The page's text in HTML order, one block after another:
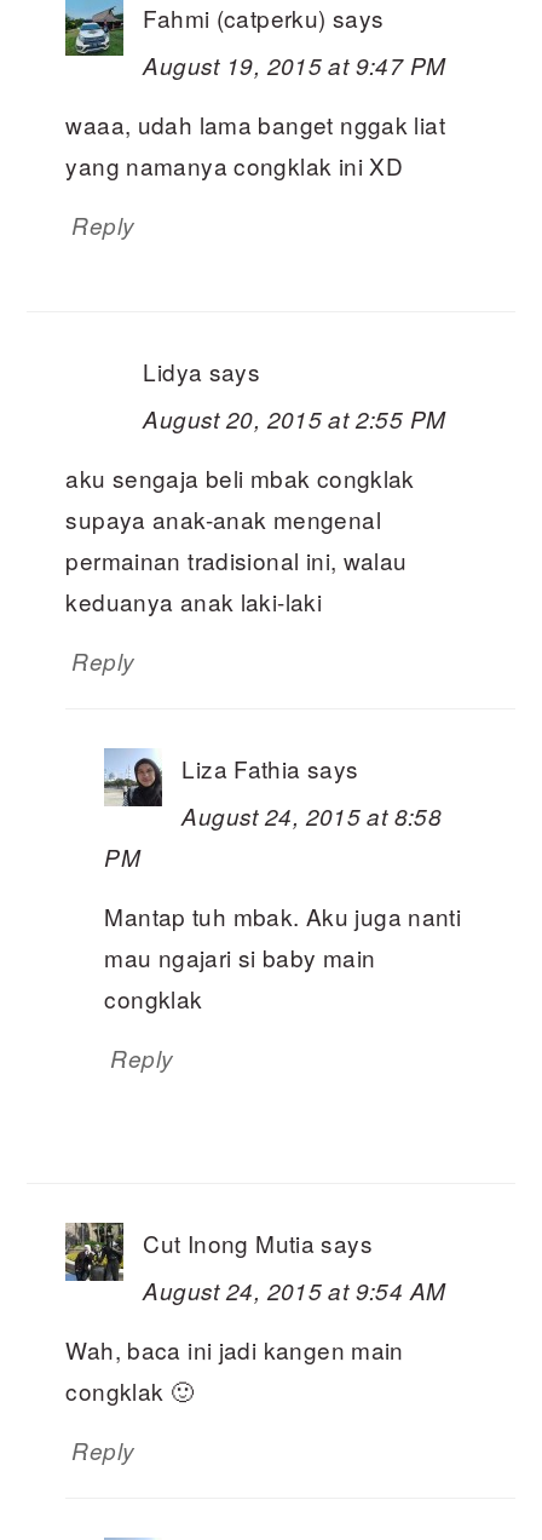
Fahmi (catperku) says
August 19, 2015 at 9:47 PM
waaa, udah lama banget nggak liat
yang namanya congklak ini XD
Reply
Lidya says
August 20, 2015 at 2:55 PM
aku sengaja beli mbak congklak
supaya anak-anak mengenal
permainan tradisional ini, walau
keduanya anak laki-laki
Reply
Liza Fathia says
August 24, 2015 at 8:58
PM
Mantap tuh mbak. Aku juga nanti
mau ngajari si baby main
congklak
Reply
Cut Inong Mutia says
August 24, 2015 at 9:54 AM
Wah, baca ini jadi kangen main
congklak 🙂
Reply